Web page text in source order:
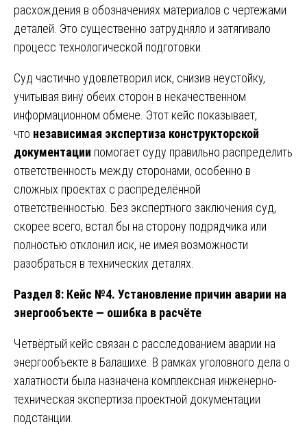
расхождения в обозначениях материалов с чертежами
деталей. Это существенно затрудняло и затягивало
процесс технологической подготовки.
Суд частично удовлетворил иск, снизив неустойку,
учитывая вину обеих сторон в некачественном
информационном обмене. Этот кейс показывает,
что независимая экспертиза конструкторской
документации помогает суду правильно распределить
ответственность между сторонами, особенно в
сложных проектах с распределённой
ответственностью. Без экспертного заключения суд,
скорее всего, встал бы на сторону подрядчика или
полностью отклонил иск, не имея возможности
разобраться в технических деталях.
Раздел 8: Кейс №4. Установление причин аварии на
энергообъекте — ошибка в расчёте
Четвёртый кейс связан с расследованием аварии на
энергообъекте в Балашихе. В рамках уголовного дела о
халатности была назначена комплексная инженерно-
техническая экспертиза проектной документации
подстанции.